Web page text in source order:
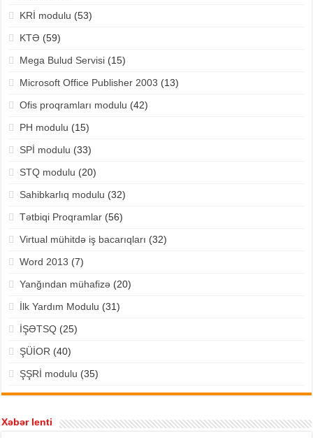
KRİ modulu (53)
KTƏ (59)
Mega Bulud Servisi(15)
Microsoft Office Publisher 2003 (13)
Ofis proqramları modulu (42)
PH modulu (15)
SPİ modulu (33)
STQ modulu (20)
Sahibkarlıq modulu (32)
Tətbiqi Proqramlar(56)
Virtual mühitdə iş bacarıqları (32)
Word 2013 (7)
Yanğından mühafizə(20)
İlk Yardım Modulu (31)
İŞƏTSQ(25)
ŞÜİOR (40)
ŞŞRİ modulu (35)
Xəbər lenti